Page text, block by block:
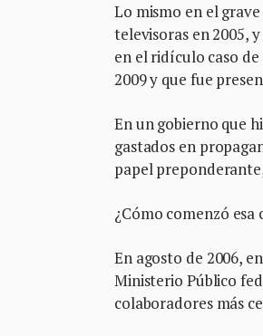
Lo mismo en el
televisoras en 2005,
en el ridículo caso
2009 y que fue
En un gobierno que
gastados en
papel
¿Cómo comenzó
En agosto de 2006,
Ministerio Público
colaboradores más